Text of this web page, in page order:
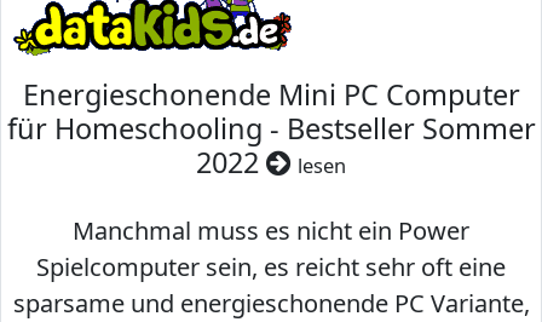
Energieschonende Mini PC Computer
für Homeschooling - Bestseller Sommer
2022
lesen
Manchmal muss es nicht ein Power
Spielcomputer sein, es reicht sehr oft eine
sparsame und energieschonende PC Variante,